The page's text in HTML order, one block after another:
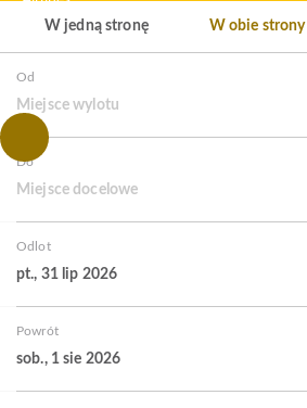
W jedną stronę W obie strony
Od
Miejsce wylotu
Do
Miejsce docelowe
Odlot
pt., 31 lip 2026
Powrót
sob., 1 sie 2026